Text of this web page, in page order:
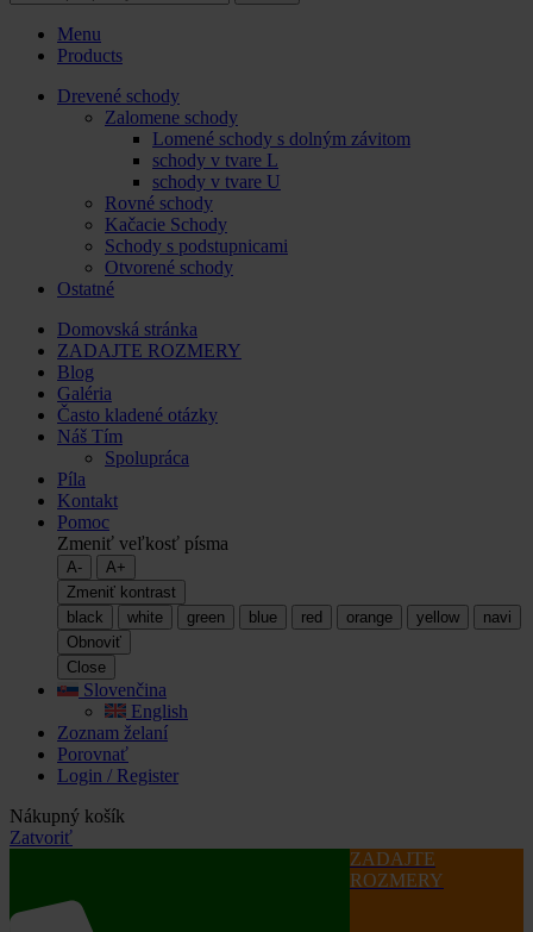
Menu
Products
Drevené schody
Zalomene schody
Lomené schody s dolným závitom
schody v tvare L
schody v tvare U
Rovné schody
Kačacie Schody
Schody s podstupnicami
Otvorené schody
Ostatné
Domovská stránka
ZADAJTE ROZMERY
Blog
Galéria
Často kladené otázky
Náš Tím
Spolupráca
Píla
Kontakt
Pomoc
Zmeniť veľkosť písma
A-
A+
Zmeniť kontrast
black
white green blue red orange yellow
navi
Obnoviť
Close
Slovenčina
English
Zoznam želaní
Porovnať
Login / Register
Nákupný košík
Zatvoriť
ZADAJTE
ROZMERY